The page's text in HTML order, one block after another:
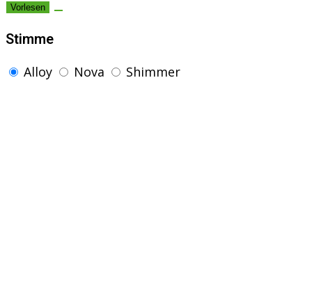
Vorlesen
Stimme
Alloy
Nova Shimmer